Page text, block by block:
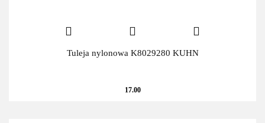
Tuleja nylonowa K8029280 KUHN
17.00